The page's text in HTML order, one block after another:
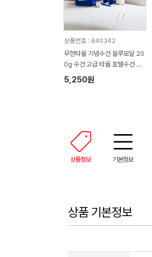
상품번호 : 840342
무한타올 기념수건 블루모달 20
0g 수건 고급 타올 호텔수건 M
H03
5,250원
상품정보 기본정보
상품 기본정보